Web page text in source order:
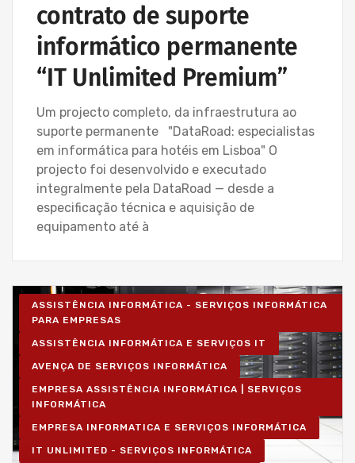
contrato de suporte
informático permanente
“IT Unlimited Premium”
Um projecto completo, da infraestrutura ao
suporte permanente "DataRoad: especialistas
em informática para hotéis em Lisboa" O
projecto foi desenvolvido e executado
integralmente pela DataRoad — desde a
especificação técnica e aquisição de
equipamento até à
ASSISTÊNCIA INFORMÁTICA - SERVIÇOS INFORMÁTICA
PARA EMPRESAS
ASSISTÊNCIA INFORMÁTICA E SERVIÇOS IT
AVENÇA DE SERVIÇOS INFORMÁTICA
EMPRESA ASSISTÊNCIA INFORMÁTICA | SERVIÇOS
INFORMÁTICA
EMPRESA INFORMATICA E SERVIÇOS INFORMÁTICA
IT UNLIMITED - SERVIÇOS INFORMÁTICA